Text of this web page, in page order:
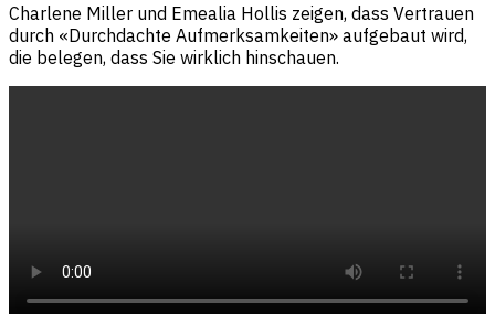
Charlene Miller und Emealia Hollis zeigen, dass Vertrauen
durch «Durchdachte Aufmerksamkeiten» aufgebaut wird,
die belegen, dass Sie wirklich hinschauen.